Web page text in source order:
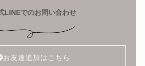
LINEでのお問い合わせ
お友達追加はこちら